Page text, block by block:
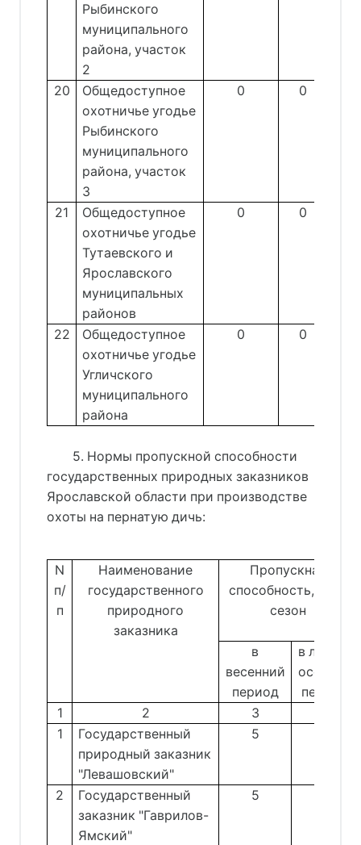
Рыбинского
муниципального
района, участок
2
20
Общедоступное
охотничье угодье
Рыбинского
муниципального
района, участок
3
0 0
21
Общедоступное
охотничье угодье
Тутаевского и
Ярославского
муниципальных
районов
0 0
22
Общедоступное
охотничье угодье
Угличского
муниципального
района
0 0
5. Нормы пропускной способности
государственных природных заказников
Ярославской области при производстве
охоты на пернатую дичь:
N
п/
п
Наименование
государственного
природного
заказника
Пропускная
способность, чел./
сезон
в
весенний
период
в летне-
осенний
период
1
2 3
1
Государственный
природный заказник
"Левашовский"
5
2
Государственный
заказник "Гаврилов-
Ямский"
5